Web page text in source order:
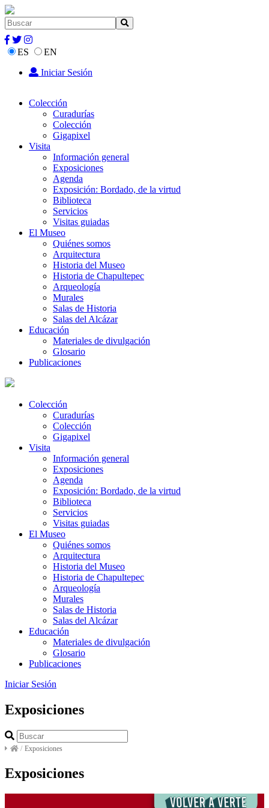
ES
EN
Iniciar Sesión
Colección
Curadurías
Colección
Gigapixel
Visita
Información general
Exposiciones
Agenda
Exposición: Bordado, de la virtud
Biblioteca
Servicios
Visitas guiadas
El Museo
Quiénes somos
Arquitectura
Historia del Museo
Historia de Chapultepec
Arqueología
Murales
Salas de Historia
Salas del Alcázar
Educación
Materiales de divulgación
Glosario
Publicaciones
Colección
Curadurías
Colección
Gigapixel
Visita
Información general
Exposiciones
Agenda
Exposición: Bordado, de la virtud
Biblioteca
Servicios
Visitas guiadas
El Museo
Quiénes somos
Arquitectura
Historia del Museo
Historia de Chapultepec
Arqueología
Murales
Salas de Historia
Salas del Alcázar
Educación
Materiales de divulgación
Glosario
Publicaciones
Iniciar Sesión
Exposiciones
/ Exposiciones
Exposiciones